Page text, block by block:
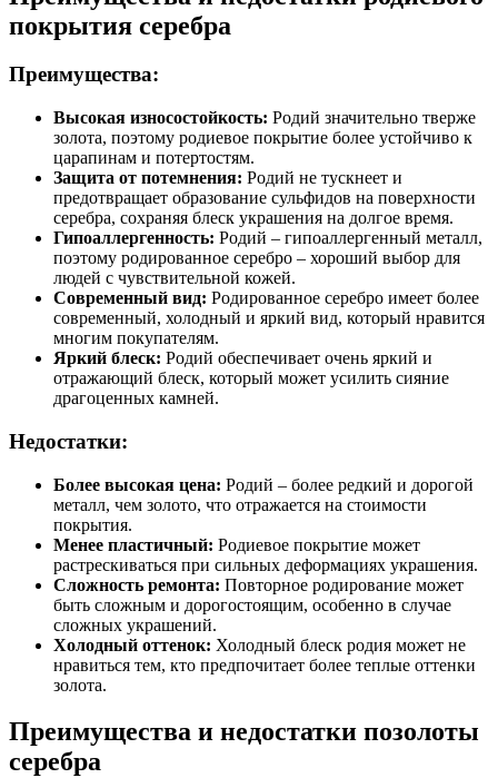
покрытия серебра
Преимущества:
Высокая износостойкость: Родий значительно тверже
золота, поэтому родиевое покрытие более устойчиво к
царапинам и потертостям.
Защита от потемнения: Родий не тускнеет и
предотвращает образование сульфидов на поверхности
серебра, сохраняя блеск украшения на долгое время.
Гипоаллергенность: Родий – гипоаллергенный металл,
поэтому родированное серебро – хороший выбор для
людей с чувствительной кожей.
Современный вид: Родированное серебро имеет более
современный, холодный и яркий вид, который нравится
многим покупателям.
Яркий блеск: Родий обеспечивает очень яркий и
отражающий блеск, который может усилить сияние
драгоценных камней.
Недостатки:
Более высокая цена: Родий – более редкий и дорогой
металл, чем золото, что отражается на стоимости
покрытия.
Менее пластичный: Родиевое покрытие может
растрескиваться при сильных деформациях украшения.
Сложность ремонта: Повторное родирование может
быть сложным и дорогостоящим, особенно в случае
сложных украшений.
Холодный оттенок: Холодный блеск родия может не
нравиться тем, кто предпочитает более теплые оттенки
золота.
Преимущества и недостатки позолоты
серебра